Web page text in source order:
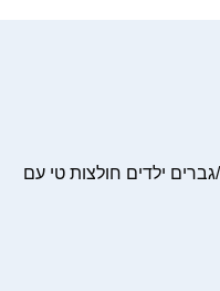
ילדים חולצות טי עם